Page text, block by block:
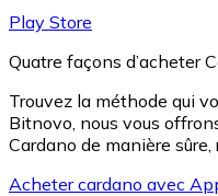
Play Store
Quatre façons d’acheter
Trouvez la méthode qui
Bitnovo, nous vous
Cardano de manière sûre,
Acheter cardano avec